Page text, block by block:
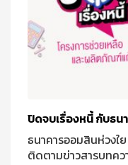
ปิดจบเรื่องหนี้ กับธน
ธนาคารออมสินห่วงใ
ติดตามข่าวสารบทคว